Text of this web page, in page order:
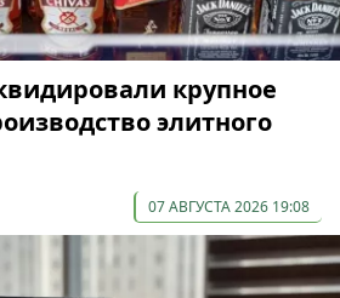
крупное
элитного
07 АВГУСТА 2026 19:08